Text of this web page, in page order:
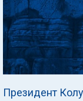
Президент